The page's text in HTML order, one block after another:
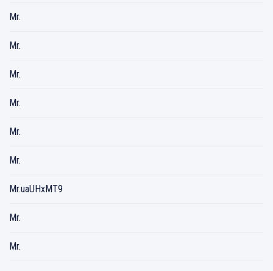
Mr.
Mr.
Mr.
Mr.
Mr.
Mr.
Mr.uaUHxMT9
Mr.
Mr.